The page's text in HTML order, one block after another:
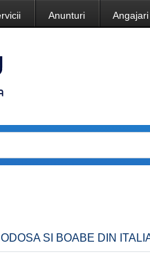
Anunturi Angajari
SI BOABE DIN